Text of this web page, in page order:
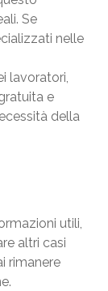
Se
nelle
lavoratori,
e
della
utili,
altri casi
rimanere